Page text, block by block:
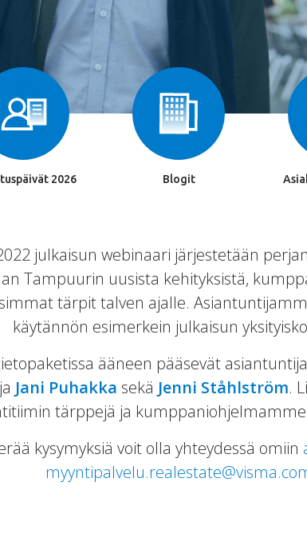
2026 Blogit
julkaisun webinaari järjestetään
Tampuurin uusista kehityksistä,
tärpit talven ajalle.
käytännön esimerkein julkaisun
ääneen pääsevät
ja Jani Puhakka sekä Jenni Ståhlström.
tärppejä ja
kysymyksiä voit olla yhteydessä omiin